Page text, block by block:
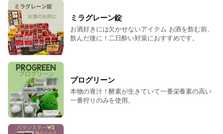
時間を頂きます。🙏
ミラグレーン錠
お酒好きには欠かせないアイテム お酒を飲む前、
飲んだ後に！二日酔い対策におすすめです。
プログリーン
本物の青汁！酵素が生きていて一番栄養素の高い
一番狩りのみを使用。